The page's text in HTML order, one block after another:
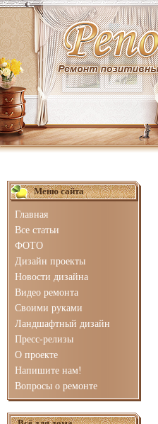
Меню сайта
Главная
Все статьи
ФОТО
Дизайн проекты
Новости дизайна
Видео ремонта
Своими руками
Ландшафтный дизайн
Пресс-релизы
О проекте
Напишите нам!
Вопросы о ремонте